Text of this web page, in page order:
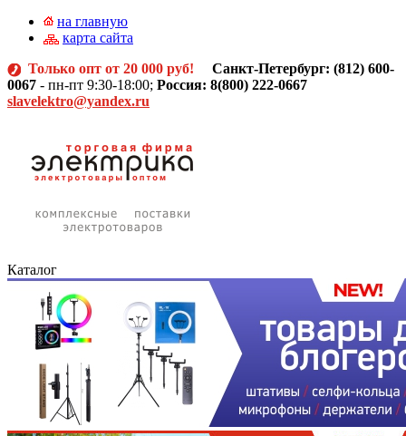
на главную
карта сайта
Только опт от 20 000 руб! Санкт-Петербург: (812) 600-
0067 - пн-пт 9:30-18:00; Россия: 8(800) 222-0667
slavelektro@yandex.ru
Каталог